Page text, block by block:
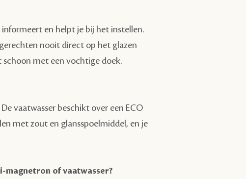
en helpt je bij het instellen.
nooit direct op het glazen
met een vochtige doek.
vaatwasser beschikt over een ECO
met zout en glansspoelmiddel, en je
magnetron of vaatwasser?